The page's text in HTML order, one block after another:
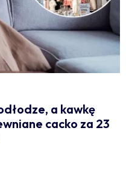
a kawkę
cacko za 23